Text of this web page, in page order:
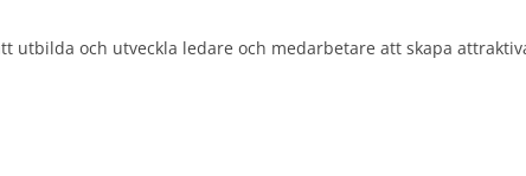
utbilda och utveckla ledare och medarbetare att skapa